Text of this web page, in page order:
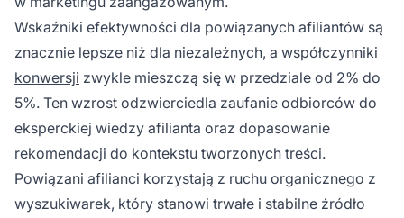
Wskaźniki efektywności dla powiązanych afiliantów są
znacznie lepsze niż dla niezależnych, a współczynniki
konwersji zwykle mieszczą się w przedziale od 2% do
5%. Ten wzrost odzwierciedla zaufanie odbiorców do
eksperckiej wiedzy afilianta oraz dopasowanie
rekomendacji do kontekstu tworzonych treści.
Powiązani afilianci korzystają z ruchu organicznego z
wyszukiwarek, który stanowi trwałe i stabilne źródło